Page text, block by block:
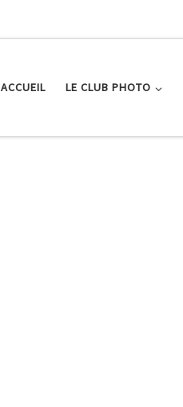
ACCUEIL LE CLUB PHOTO